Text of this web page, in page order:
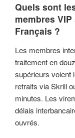
Quels sont
membres
Français ?
Les membres
traitement en
supérieurs voient
retraits via Skrill
minutes. Les
délais
ouvrés.